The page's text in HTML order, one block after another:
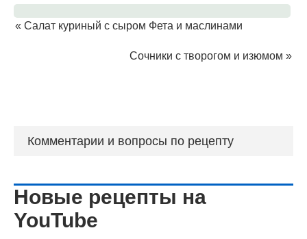
« Салат куриный с сыром Фета и маслинами
Сочники с творогом и изюмом »
Комментарии и вопросы по рецепту
Новые рецепты на
YouTube